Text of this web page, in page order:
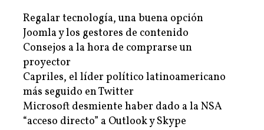
Regalar tecnología, una buena opción
Joomla y los gestores de contenido
Consejos a la hora de comprarse un
proyector
Capriles, el líder político latinoamericano
más seguido en Twitter
Microsoft desmiente haber dado a la NSA
“acceso directo” a Outlook y Skype